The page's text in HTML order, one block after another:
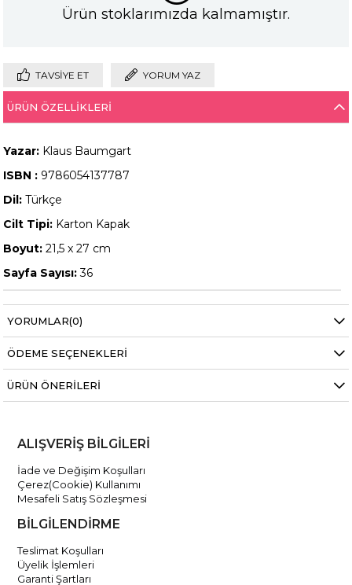
Ürün stoklarımızda kalmamıştır.
TAVSIYE ET YORUM YAZ
ÜRÜN ÖZELLIKLERI
Yazar: Klaus Baumgart
ISBN : 9786054137787
Dil:Türkçe
Cilt Tipi: Karton Kapak
Boyut:21,5 x 27 cm
Sayfa Sayısı:36
YORUMLAR(0)
ÖDEME SEÇENEKLERI
ÜRÜN ÖNERILERI
ALIŞVERİŞ BİLGİLERİ
İade ve Değişim Koşulları
Çerez(Cookie) Kullanımı
Mesafeli Satış Sözleşmesi
BİLGİLENDİRME
Teslimat Koşulları
Üyelik İşlemleri
Garanti Şartları